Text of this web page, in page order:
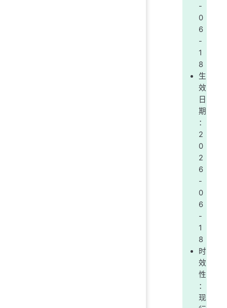
-
0
6
-
1
8
生
效
日
期
：
2
0
2
6
-
0
6
-
1
8
时
效
性
：
现